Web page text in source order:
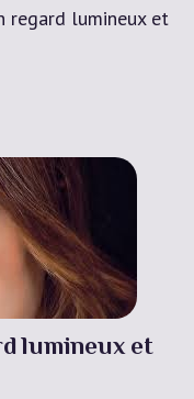
regard lumineux et
lumineux et